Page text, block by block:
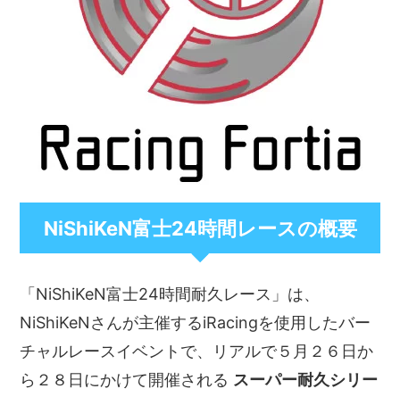
NiShiKeN富士24時間レースの概要
「NiShiKeN富士24時間耐久レース」は、
NiShiKeNさんが主催するiRacingを使用したバー
チャルレースイベントで、リアルで５月２６日か
ら２８日にかけて開催される スーパー耐久シリー